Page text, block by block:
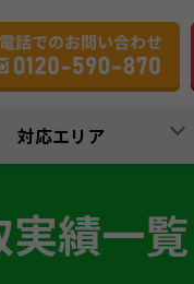
対応エリア
実績一覧